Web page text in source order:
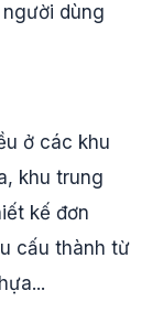
dùng
ở các khu
khu trung
kế đơn
cấu thành từ